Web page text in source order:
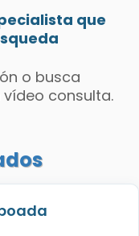
que
o busca
consulta.